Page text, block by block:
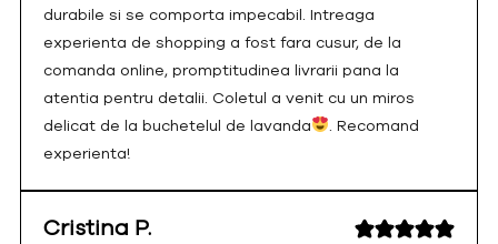
durabile si se comporta impecabil. Intreaga
experienta de shopping a fost fara cusur, de la
comanda online, promptitudinea livrarii pana la
atentia pentru detalii. Coletul a venit cu un miros
delicat de la buchetelul de lavanda
. Recomand
experienta!
Cristina P.